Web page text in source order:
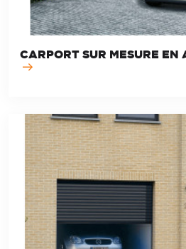
CARPORT SUR MESURE EN